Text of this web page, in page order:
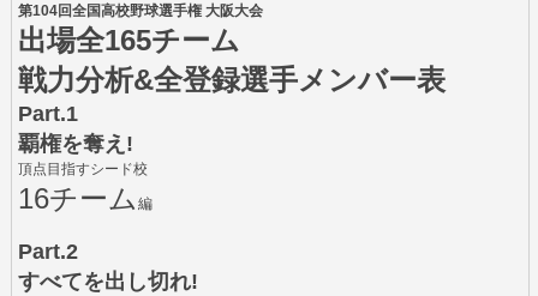
第104回全国高校野球選手権 大阪大会
出場全165チーム
戦力分析&全登録選手メンバー表
Part.1
覇権を奪え!
頂点目指すシード校
16チーム 編
Part.2
すべてを出し切れ!